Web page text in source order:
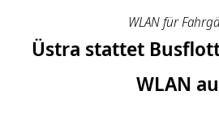
WLAN für
Üstra stattet
WLAN